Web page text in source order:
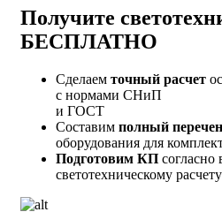
Получите
БЕСПЛАТНО
Сделаем точный расчет
с нормами СНиП
и ГОСТ
Составим полный
оборудования для
Подготовим КП
светотехническому расчету